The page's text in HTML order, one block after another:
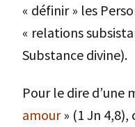
« définir » les
« relations
Substance divine).
Pour le dire d’une
amour» (1 Jn 4,8),